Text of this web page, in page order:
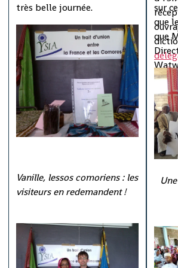
très belle journée.
Vanille, lessos comoriens : les
visiteurs en redemandent !
sur
que
que
et de
leur